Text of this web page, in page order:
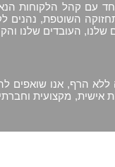
עם קהל הלקוחות
השוטפת,
העובדים שלנו
הרף, אנו שואפים
אישית, מקצועית